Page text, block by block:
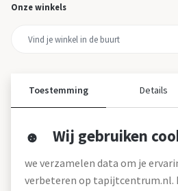
Onze winkels
Over tapijtcentrum
Toestemming Details
Wij gebruiken
we verzamelen data om je
verbeteren op tapijtcentrum.nl.